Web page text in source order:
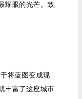
眼的光芒。致
将蓝图变成现
丰富了这座城市